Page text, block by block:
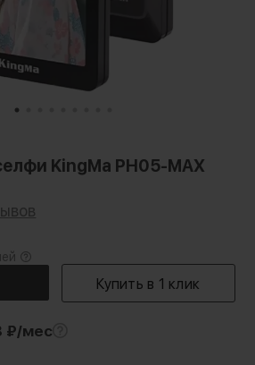
KingMa PH05-MAX
₽/мес